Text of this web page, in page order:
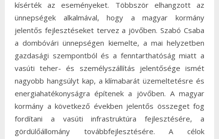
kísérték az eseményeket. Többször elhangzott az
ünnepségek alkalmával, hogy a magyar kormány
jelentős fejlesztéseket tervez a jövőben. Szabó Csaba
a dombóvári ünnepségen kiemelte, a mai helyzetben
gazdasági szempontból és a fenntarthatóság miatt a
vasúti teher- és személyszállítás jelentősége ismét
nagyobb hangsúlyt kap, a klímabarát üzemeltetésre és
energiahatékonyságra építenek a jövőben. A magyar
kormány a következő években jelentős összeget fog
fordítani a vasúti infrastruktúra fejlesztésére, a
gördülőállomány továbbfejlesztésére. A célok